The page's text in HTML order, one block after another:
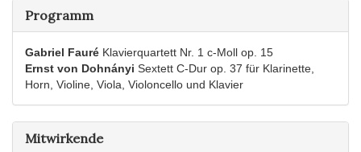
Programm
Gabriel Fauré Klavierquartett Nr. 1 c-Moll op. 15
Ernst von Dohnányi Sextett C-Dur op. 37 für Klarinette,
Horn, Violine, Viola, Violoncello und Klavier
Mitwirkende